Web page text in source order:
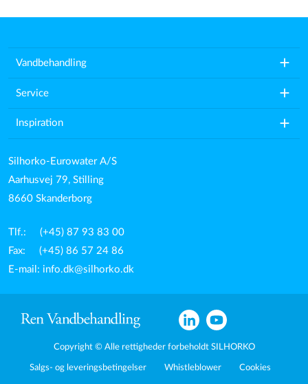
Vandbehandling add
Service add
Inspiration add
Silhorko-Eurowater A/S
Aarhusvej 79, Stilling
8660 Skanderborg
Tlf.: (+45) 87 93 83 00
Fax: (+45) 86 57 24 86
E-mail: info.dk@silhorko.dk
Copyright © Alle rettigheder forbeholdt SILHORKO
Salgs- og leveringsbetingelser Whistleblower Cookies